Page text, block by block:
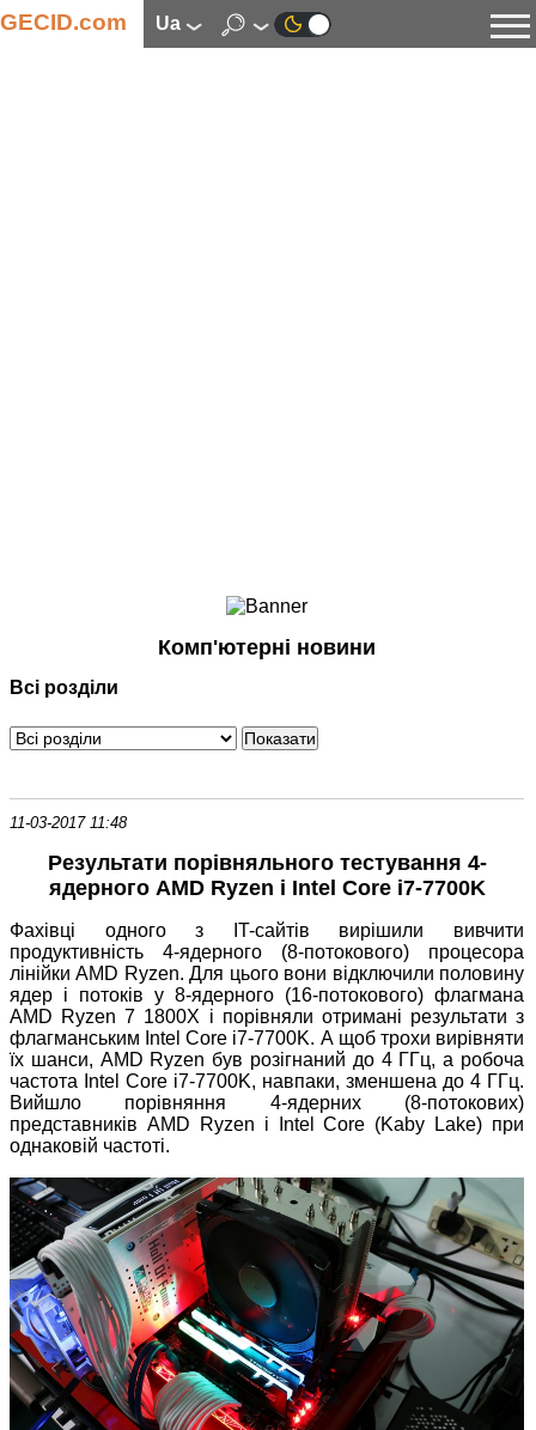
GECID.com ua
Смартфони
Периферія
Програмне забезпечення
Комп'ютерні новини
Всі розділи
11-03-2017 11:48
Результати порівняльного тестування 4-
ядерного AMD Ryzen і Intel Core i7-7700K
Фахівці одного з IT-сайтів вирішили вивчити
продуктивність 4-ядерного (8-потокового) процесора
лінійки AMD Ryzen. Для цього вони відключили половину
ядер і потоків у 8-ядерного (16-потокового) флагмана
AMD Ryzen 7 1800X і порівняли отримані результати з
флагманським Intel Core i7-7700K. А щоб трохи вирівняти
їх шанси, AMD Ryzen був розігнаний до 4 ГГц, а робоча
частота Intel Core i7-7700K, навпаки, зменшена до 4 ГГц.
Вийшло порівняння 4-ядерних (8-потокових)
представників AMD Ryzen і Intel Core (Kaby Lake) при
однаковій частоті.